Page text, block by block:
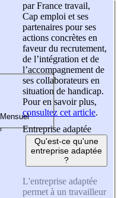
par France travail,
Cap emploi et ses
partenaires pour ses
actions concrètes en
faveur du recrutement,
de l’intégration et de
l’accompagnement de
ses collaborateurs en
situation de handicap.
Pour en savoir plus,
consultez cet article.
Entreprise adaptée
Qu'est-ce qu'une
entreprise adaptée
?
L'entreprise adaptée
permet à un travailleur